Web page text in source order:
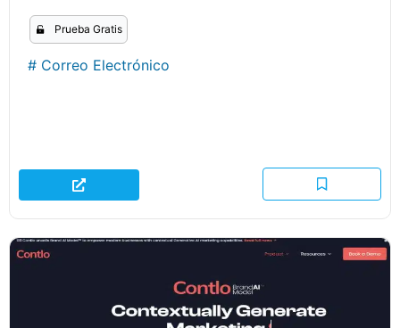
Prueba Gratis
# Correo Electrónico